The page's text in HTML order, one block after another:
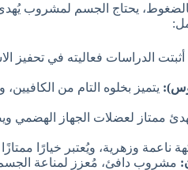
يحتاج الجسم لمشروب
الدراسات فعاليته في تحفيز
يتميز بخلوه التام من
ممتاز لعضلات الجهاز الهضمي
ناعمة وزهرية، ويُعتبر خيارًا
مشروب دافئ، مُعزز لمناعة